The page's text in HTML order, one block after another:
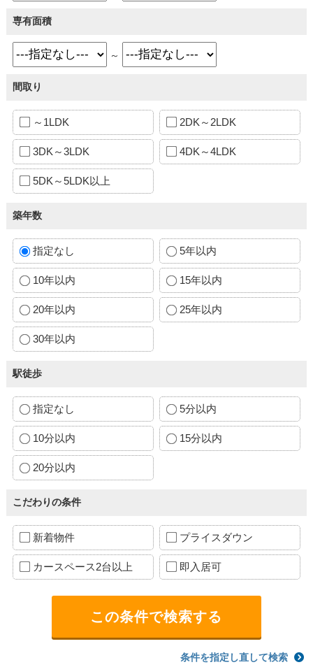
専有面積
～
間取り
～1LDK 2DK～2LDK
3DK～3LDK 4DK～4LDK
5DK～5LDK以上
築年数
指定なし 5年以内
10年以内 15年以内
20年以内 25年以内
30年以内
駅徒歩
指定なし 5分以内
10分以内 15分以内
20分以内
こだわりの条件
新着物件 プライスダウン
カースペース2台以上 即入居可
条件を指定し直して検索